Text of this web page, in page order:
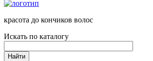
красота до кончиков волос
Искать по каталогу
Найти